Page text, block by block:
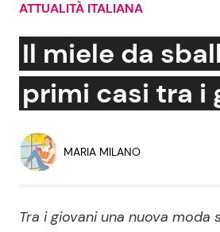
Social News
News dal mondo
ATTUALITÀ ITALIANA
Il miele da
primi casi tra i
MARIA MILANO
Tra i giovani una nuova